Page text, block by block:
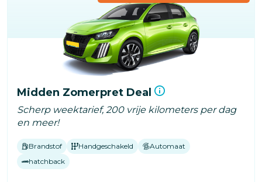
Midden Zomerpret Deal
Scherp weektarief, 200 vrije kilometers per dag
en meer!
Brandstof Handgeschakeld
Automaat
hatchback